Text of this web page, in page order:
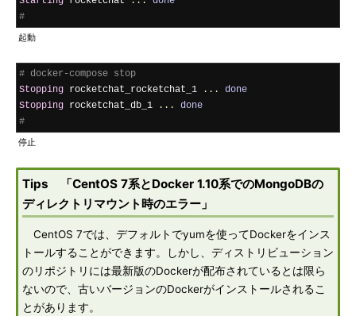
#
起動
# docker-compose stop
Stopping rocketchat_rocketchat_1 ...
done
Stopping rocketchat_db_1 ...
done
#
停止
Tips 「CentOS 7系とDocker 1.10系でのMongoDBの
ディレクトリマウント時のエラー」
CentOS 7では、デフォルトでyumを使ってDockerをインス
トールすることができます。しかし、ディストリビューション
のリポジトリには最新版のDockerが配布されているとは限ら
ないので、古いバージョンのDockerがインストールされるこ
とがあります。